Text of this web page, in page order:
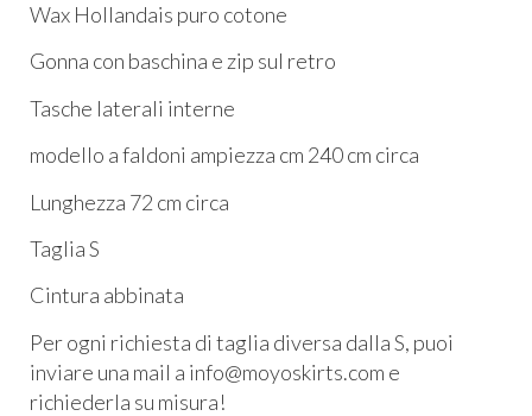
Wax Hollandais puro cotone
Gonna con baschina e zip sul retro
Tasche laterali interne
modello a faldoni ampiezza cm 240 cm circa
Lunghezza 72 cm circa
Taglia S
Cintura abbinata
Per ogni richiesta di taglia diversa dalla S, puoi
inviare una mail a info@moyoskirts.com e
richiederla su misura!